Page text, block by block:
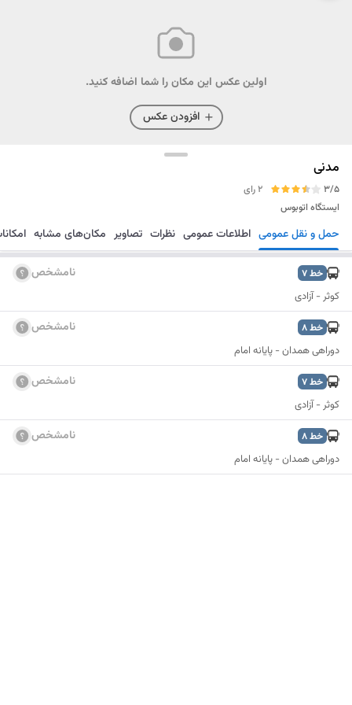
اولین عکس این مکان را شما اضافه کنید.
افزودن عکس
مدنی
3/5
2 رای
ایستگاه اتوبوس
مسیریابی ذخیره ارسال حمل و نقل عمومی اطلاعات عمومی نظرات تصاویر مکان‌های مشابه
خط7 نامشخص
کوثر - آزادی
خط8 نامشخص
دوراهی همدان - پایانه امام
خط7 نامشخص
کوثر - آزادی
خط8 نامشخص
دوراهی همدان - پایانه امام